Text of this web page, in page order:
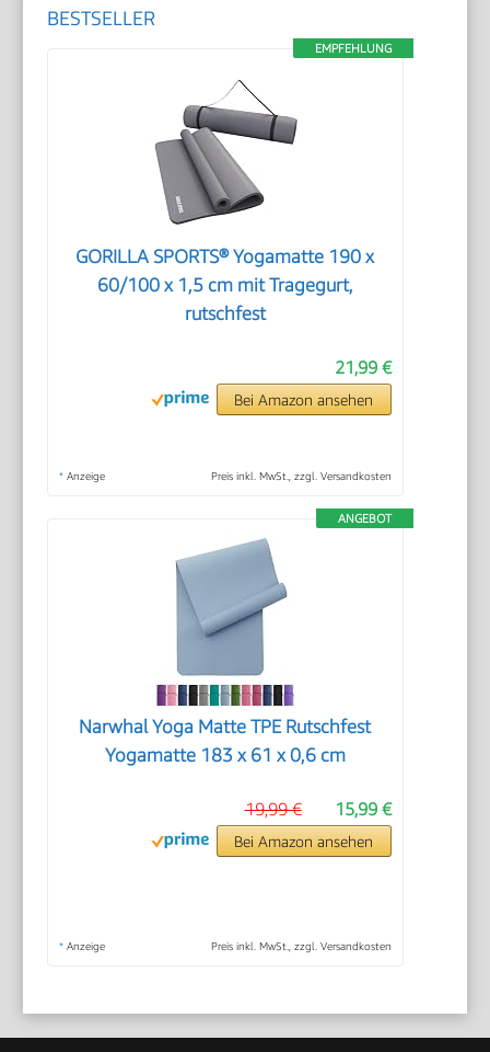
BESTSELLER
EMPFEHLUNG
GORILLA SPORTS® Yogamatte 190 x
60/100 x 1,5 cm mit Tragegurt,
rutschfest
21,99 €
Bei Amazon ansehen
* Anzeige Preis inkl. MwSt., zzgl. Versandkosten
ANGEBOT
Narwhal Yoga Matte TPE Rutschfest
Yogamatte 183 x 61 x 0,6 cm
15,99 €
19,99 €
Bei Amazon ansehen
* Anzeige Preis inkl. MwSt., zzgl. Versandkosten